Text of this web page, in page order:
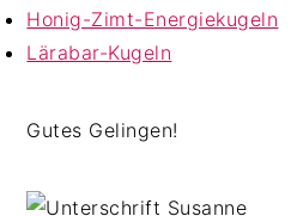
Honig-Zimt-Energiekugeln
Lärabar-Kugeln
Gutes Gelingen!